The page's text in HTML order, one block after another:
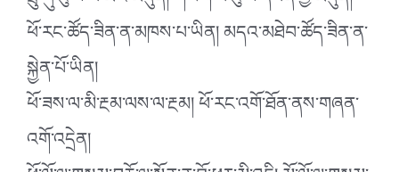
ཕོ་རང་ཚོད་ཟིན་ན་མཁས་པ་ཡིན། མདའ་མཐེབ་ཚོད་ཟིན་ན་
སྐྱེན་པོ་ཡིན།
ཕོ་ཟས་ལ་མི་རྔམ་ལས་ལ་རྔམ། ཕོ་རང་འགོ་ཐོན་ནས་གཞན་
འགོ་འདྲེན།